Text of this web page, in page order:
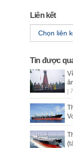
Liên kết
Tin được
|